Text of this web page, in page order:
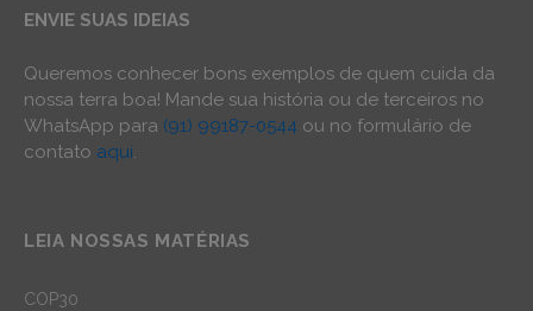
ENVIE SUAS IDEIAS
Queremos conhecer bons exemplos de quem cuida da
nossa terra boa! Mande sua história ou de terceiros no
WhatsApp para (91) 99187-0544 ou no formulário de
contato aqui.
LEIA NOSSAS MATÉRIAS
COP30